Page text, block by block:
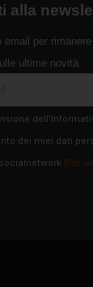
alla
email per
ultime novità.
dei miei dati
(Per